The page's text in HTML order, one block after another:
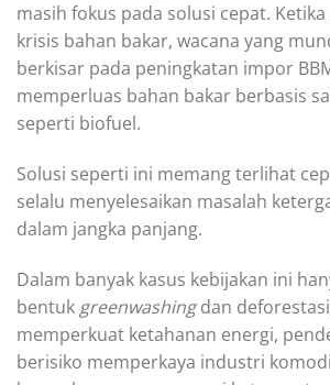
masih fokus pada solusi cepat.
krisis bahan bakar, wacana yang
berkisar pada peningkatan impor
memperluas bahan bakar berbasis
seperti biofuel.
Solusi seperti ini memang terlihat
selalu menyelesaikan masalah
dalam jangka panjang.
Dalam banyak kasus kebijakan ini
bentuk greenwashingdan
memperkuat ketahanan energi,
berisiko memperkaya industri